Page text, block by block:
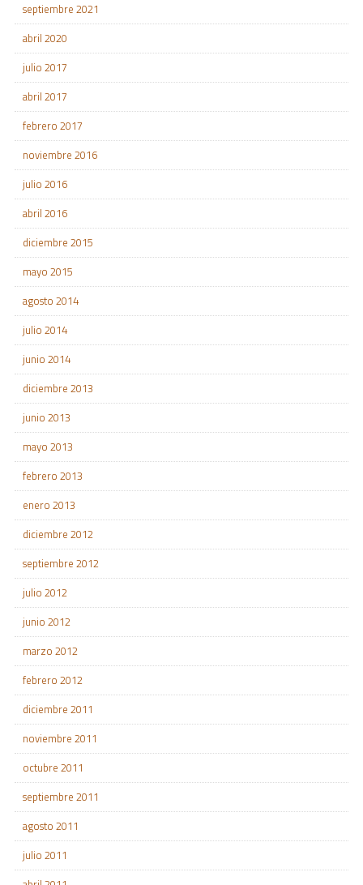
septiembre 2021
abril 2020
julio 2017
abril 2017
febrero 2017
noviembre 2016
julio 2016
abril 2016
diciembre 2015
mayo 2015
agosto 2014
julio 2014
junio 2014
diciembre 2013
junio 2013
mayo 2013
febrero 2013
enero 2013
diciembre 2012
septiembre 2012
julio 2012
junio 2012
marzo 2012
febrero 2012
diciembre 2011
noviembre 2011
octubre 2011
septiembre 2011
agosto 2011
julio 2011